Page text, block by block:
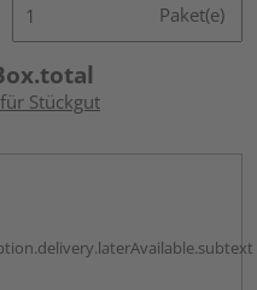
Paket(e)
Stückgut